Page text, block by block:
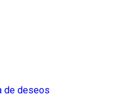
de deseos